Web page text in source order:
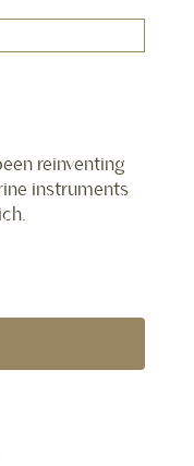
reinventing
instruments